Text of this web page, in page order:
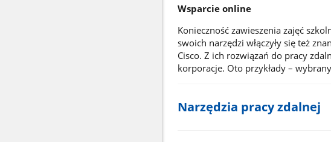
Wsparcie online
Konieczność zawieszenia zajęć
swoich narzędzi włączyły się też
Cisco. Z ich rozwiązań do pracy
korporacje. Oto przykłady –
Narzędzia pracy zdalnej